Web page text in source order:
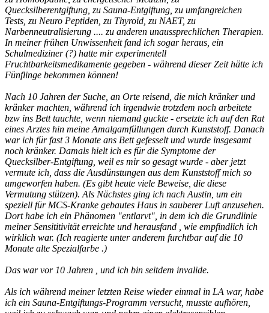
Quecksilberentgiftung, zu Sauna-Entgiftung, zu umfangreichen
Tests, zu Neuro Peptiden, zu Thyroid, zu NAET, zu
Narbenneutralisierung .... zu anderen unaussprechlichen Therapien.
In meiner frühen Unwissenheit fand ich sogar heraus, ein
Schulmediziner (?) hatte mir experimentell
Fruchtbarkeitsmedikamente gegeben - während dieser Zeit hätte ich
Fünflinge bekommen können!
Nach 10 Jahren der Suche, an Orte reisend, die mich kränker und
kränker machten, während ich irgendwie trotzdem noch arbeitete
bzw ins Bett tauchte, wenn niemand guckte - ersetzte ich auf den Rat
eines Arztes hin meine Amalgamfüllungen durch Kunststoff. Danach
war ich für fast 3 Monate ans Bett gefesselt und wurde insgesamt
noch kränker. Damals hielt ich es für die Symptome der
Quecksilber-Entgiftung, weil es mir so gesagt wurde - aber jetzt
vermute ich, dass die Ausdünstungen aus dem Kunststoff mich so
umgeworfen haben. (Es gibt heute viele Beweise, die diese
Vermutung stützen). Als Nächstes ging ich nach Austin, um ein
speziell für MCS-Kranke gebautes Haus in sauberer Luft anzusehen.
Dort habe ich ein Phänomen "entlarvt", in dem ich die Grundlinie
meiner Sensititivität erreichte und herausfand , wie empfindlich ich
wirklich war. (Ich reagierte unter anderem furchtbar auf die 10
Monate alte Spezialfarbe .)
Das war vor 10 Jahren , und ich bin seitdem invalide.
Als ich während meiner letzten Reise wieder einmal in LA war, habe
ich ein Sauna-Entgiftungs-Programm versucht, musste aufhören,